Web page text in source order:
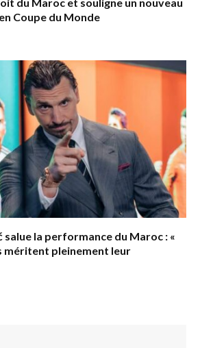
du Maroc et souligne un nouveau
Coupe du Monde
la performance du Maroc : «
méritent pleinement leur